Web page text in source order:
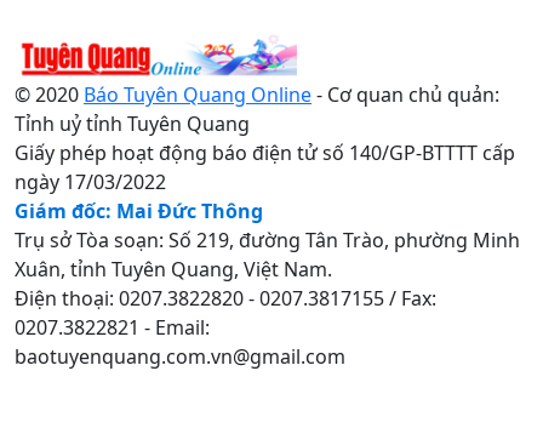
© 2020 Báo Tuyên Quang Online- Cơ quan chủ quản:
Tỉnh uỷ tỉnh Tuyên Quang
Giấy phép hoạt động báo điện tử số 140/GP-BTTTT cấp
ngày 17/03/2022
Giám đốc: Mai Đức Thông
Trụ sở Tòa soạn: Số 219, đường Tân Trào, phường Minh
Xuân, tỉnh Tuyên Quang, Việt Nam.
Điện thoại: 0207.3822820 - 0207.3817155 / Fax:
0207.3822821 - Email:
baotuyenquang.com.vn@gmail.com